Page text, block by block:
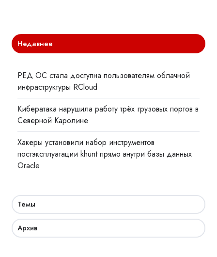
Недавнее
РЕД ОС стала доступна пользователям облачной
инфраструктуры RCloud
Кибератака нарушила работу трёх грузовых портов в
Северной Каролине
Хакеры установили набор инструментов
постэксплуатации khunt прямо внутри базы данных
Oracle
Темы
Архив